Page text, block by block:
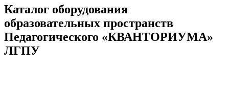
Каталог оборудования
образовательных пространств
Педагогического «КВАНТОРИУМА»
ЛГПУ